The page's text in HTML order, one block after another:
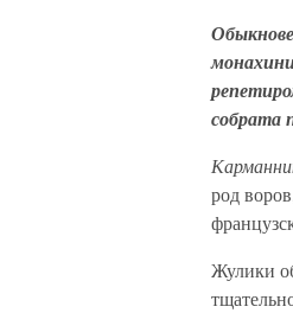
собрата
род
Жулики